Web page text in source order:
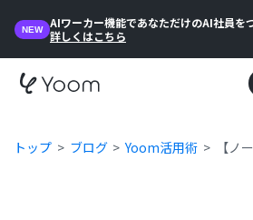
NEW
AIワーカー機能であなただけのAI社員を
詳しくはこちら
トップ ブログ Yoom活用術 【ノ